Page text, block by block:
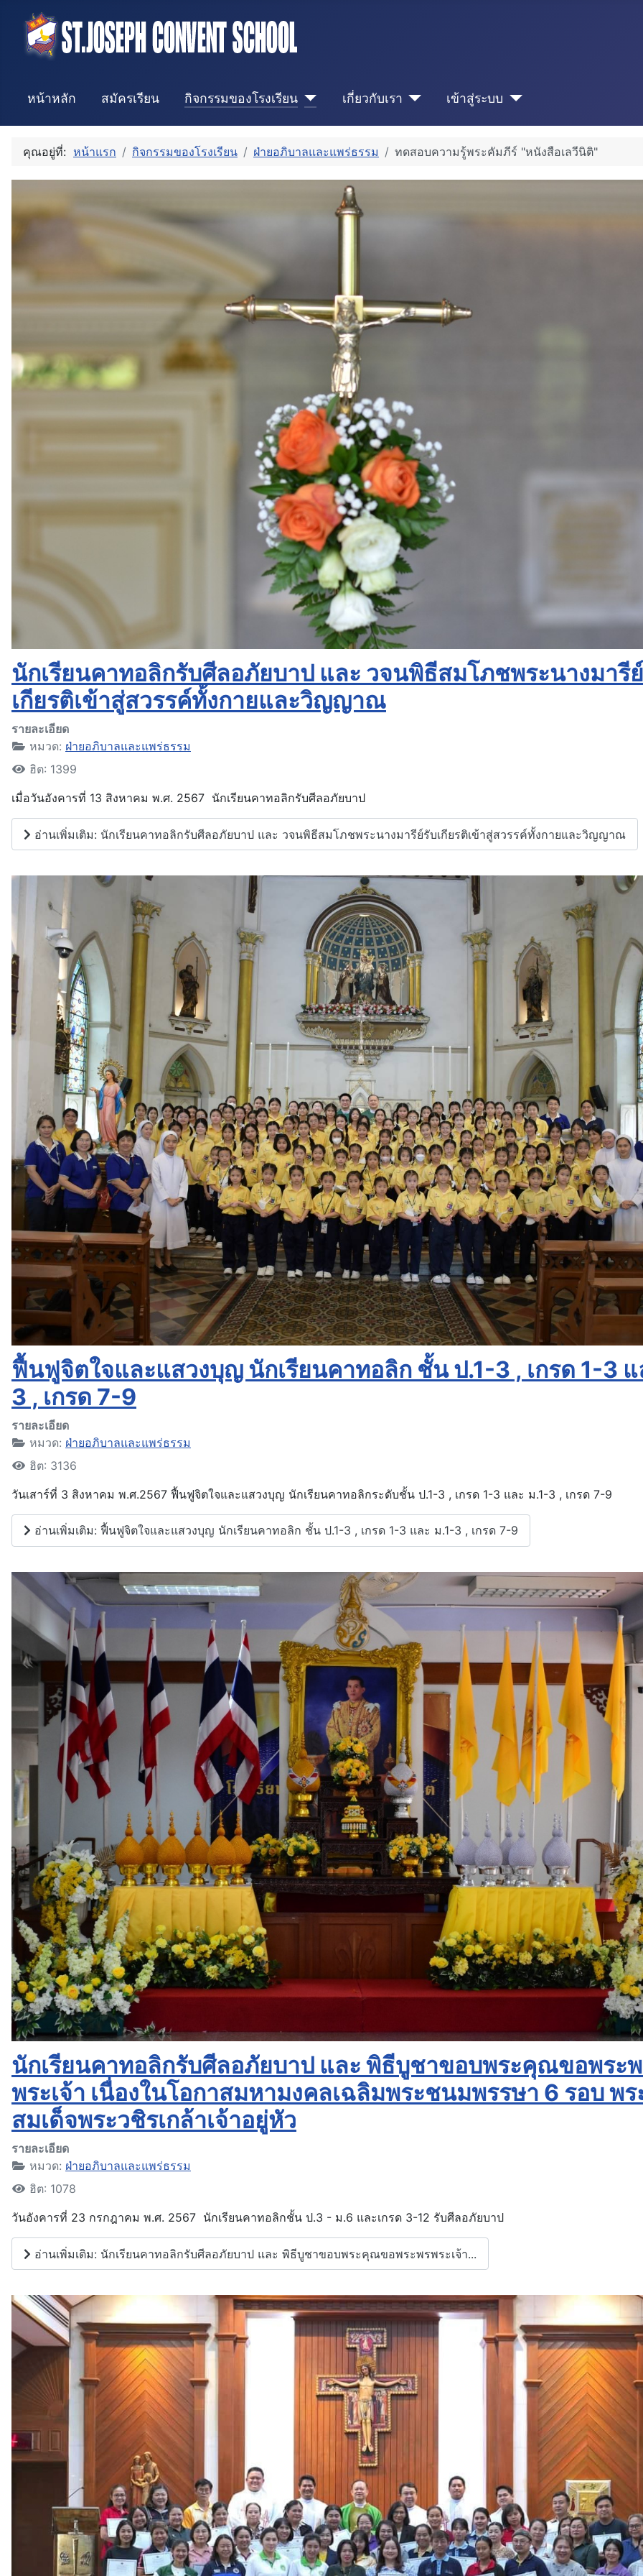
หน้าหลัก สมัครเรียน กิจกรรมของโรงเรียน เกี่ยวกับเรา เข้าสู่ระบบ
คุณอยู่ที่: หน้าแรก กิจกรรมของโรงเรียน ฝ่ายอภิบาลและแพร่ธรรม ทดสอบความรู้พระคัมภีร์ "หนังสือเลวีนิติ"
นักเรียนคาทอลิกรับศีลอภัยบาป และ วจนพิธีสมโภชพระนางมารี
เกียรติเข้าสู่สวรรค์ทั้งกายและวิญญาณ
รายละเอียด
หมวด: ฝ่ายอภิบาลและแพร่ธรรม
ฮิต: 1399
เมื่อวันอังคารที่ 13 สิงหาคม พ.ศ. 2567 นักเรียนคาทอลิกรับศีลอภัยบาป
อ่านเพิ่มเติม: นักเรียนคาทอลิกรับศีลอภัยบาป และ วจนพิธีสมโภชพระนางมารีย์รับเกียรติเข้าสู่สวรรค์ทั้งกายและวิญญาณ
ฟื้นฟูจิตใจและแสวงบุญ นักเรียนคาทอลิก ชั้น ป.1-3 , เกรด 1-3 แ
3 , เกรด 7-9
รายละเอียด
หมวด: ฝ่ายอภิบาลและแพร่ธรรม
ฮิต: 3136
วันเสาร์ที่ 3 สิงหาคม พ.ศ.2567 ฟื้นฟูจิตใจและแสวงบุญ นักเรียนคาทอลิกระดับชั้น ป.1-3 , เกรด 1-3 และ ม.1-3 , เกรด 7-9
อ่านเพิ่มเติม: ฟื้นฟูจิตใจและแสวงบุญ นักเรียนคาทอลิก ชั้น ป.1-3 , เกรด 1-3 และ ม.1-3 , เกรด 7-9
นักเรียนคาทอลิกรับศีลอภัยบาป และ พิธีบูชาขอบพระคุณขอพระ
พระเจ้า เนื่องในโอกาสมหามงคลเฉลิมพระชนมพรรษา 6 รอบ พ
สมเด็จพระวชิรเกล้าเจ้าอยู่หัว
รายละเอียด
หมวด: ฝ่ายอภิบาลและแพร่ธรรม
ฮิต: 1078
วันอังคารที่ 23 กรกฎาคม พ.ศ. 2567 นักเรียนคาทอลิกชั้น ป.3 - ม.6 และเกรด 3-12 รับศีลอภัยบาป
อ่านเพิ่มเติม: นักเรียนคาทอลิกรับศีลอภัยบาป และ พิธีบูชาขอบพระคุณขอพระพรพระเจ้า...